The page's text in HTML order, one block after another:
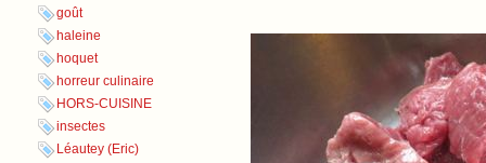
goût
haleine
hoquet
horreur culinaire
HORS-CUISINE
insectes
Léautey (Eric)